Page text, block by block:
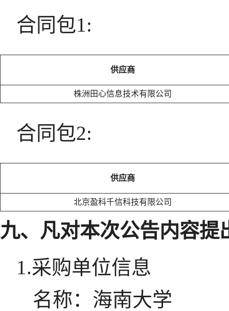
合同包1:
供应商
株洲田心信息技术有限公司
合同包2:
供应商
北京盈科千信科技有限公司
九、凡对本次公告内容
1.采购单位信息
名称： 海南大学